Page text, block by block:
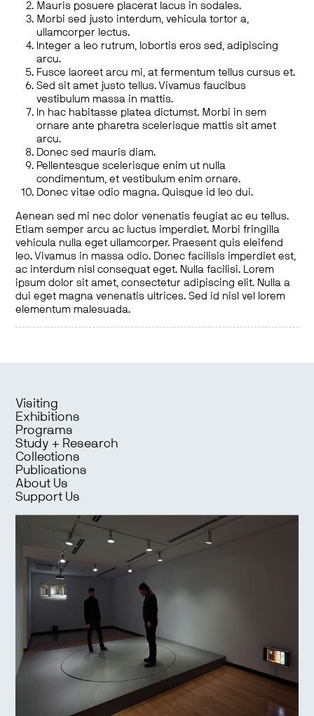
Mauris posuere placerat lacus in sodales.
Morbi sed justo interdum, vehicula tortor a,
ullamcorper lectus.
Integer a leo rutrum, lobortis eros sed, adipiscing
arcu.
Fusce laoreet arcu mi, at fermentum tellus cursus et.
Sed sit amet justo tellus. Vivamus faucibus
vestibulum massa in mattis.
In hac habitasse platea dictumst. Morbi in sem
ornare ante pharetra scelerisque mattis sit amet
arcu.
Donec sed mauris diam.
Pellentesque scelerisque enim ut nulla
condimentum, et vestibulum enim ornare.
Donec vitae odio magna. Quisque id leo dui.
Aenean sed mi nec dolor venenatis feugiat ac eu tellus.
Etiam semper arcu ac luctus imperdiet. Morbi fringilla
vehicula nulla eget ullamcorper. Praesent quis eleifend
leo. Vivamus in massa odio. Donec facilisis imperdiet est,
ac interdum nisl consequat eget. Nulla facilisi. Lorem
ipsum dolor sit amet, consectetur adipiscing elit. Nulla a
dui eget magna venenatis ultrices. Sed id nisl vel lorem
elementum malesuada.
Visiting
Exhibitions
Programs
Study + Research
Collections
Publications
About Us
Support Us